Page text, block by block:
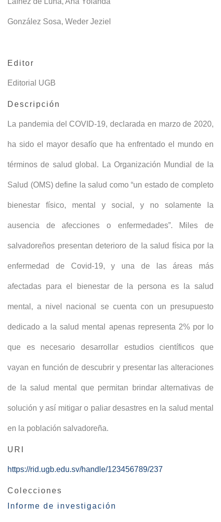
González Sosa, Weder Jeziel
Editor
Editorial UGB
Descripción
La pandemia del COVID-19, declarada en marzo de 2020,
ha sido el mayor desafío que ha enfrentado el mundo en
términos de salud global. La Organización Mundial de la
Salud (OMS) define la salud como “un estado de completo
bienestar físico, mental y social, y no solamente la
ausencia de afecciones o enfermedades”. Miles de
salvadoreños presentan deterioro de la salud física por la
enfermedad de Covid-19, y una de las áreas más
afectadas para el bienestar de la persona es la salud
mental, a nivel nacional se cuenta con un presupuesto
dedicado a la salud mental apenas representa 2% por lo
que es necesario desarrollar estudios científicos que
vayan en función de descubrir y presentar las alteraciones
de la salud mental que permitan brindar alternativas de
solución y así mitigar o paliar desastres en la salud mental
en la población salvadoreña.
URI
https://rid.ugb.edu.sv/handle/123456789/237
Colecciones
Informe de investigación